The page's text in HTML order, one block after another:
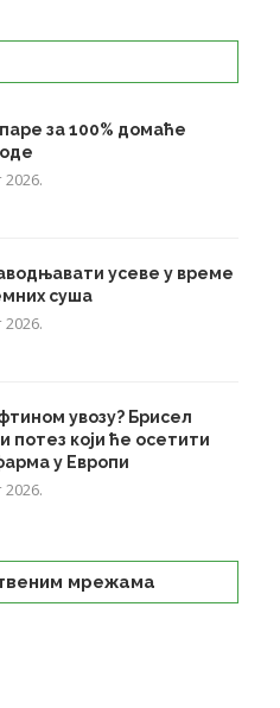
за 100% домаће
2026.
усеве у време
суша
2026.
увозу? Брисел
потез који ће осетити
у Европи
2026.
мрежама